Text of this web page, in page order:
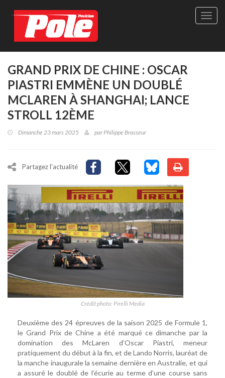
Site
GRAND PRIX DE CHINE : OSCAR
PIASTRI EMMÈNE UN DOUBLÉ
MCLAREN À SHANGHAI; LANCE
STROLL 12ÈME
Dimanche 23 mars 2025 parPhilippe Brasseur
Partagez l'actualité
Crédit photo: Pirelli Media
Deuxième des 24 épreuves de la saison 2025 de Formule 1,
le Grand Prix de Chine a été marqué ce dimanche par la
domination des McLaren d’Oscar Piastri, meneur
pratiquement du début à la fin, et de Lando Norris, lauréat de
la manche inaugurale la semaine dernière en Australie, et qui
a assuré le doublé de l’écurie au terme d’une course sans